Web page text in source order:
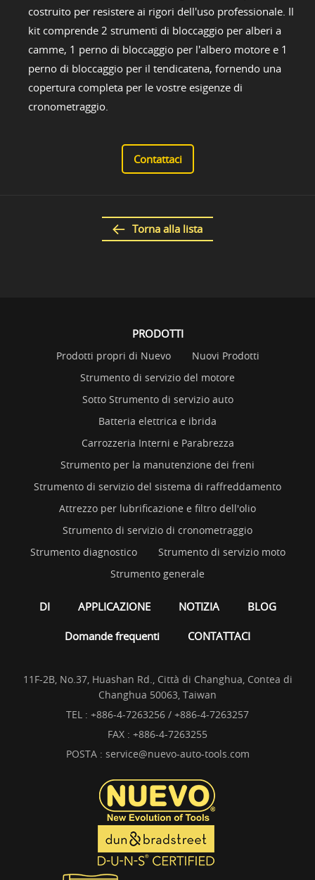
costruito per resistere ai rigori dell'uso professionale. Il
kit comprende 2 strumenti di bloccaggio per alberi a
camme, 1 perno di bloccaggio per l'albero motore e 1
perno di bloccaggio per il tendicatena, fornendo una
copertura completa per le vostre esigenze di
cronometraggio.
Contattaci
Torna alla lista
PRODOTTI
Prodotti propri di Nuevo
Nuovi Prodotti
Strumento di servizio del motore
Sotto Strumento di servizio auto
Batteria elettrica e ibrida
Carrozzeria Interni e Parabrezza
Strumento per la manutenzione dei freni
Strumento di servizio del sistema di raffreddamento
Attrezzo per lubrificazione e filtro dell'olio
Strumento di servizio di cronometraggio
Strumento diagnostico
Strumento di servizio moto
Strumento generale
DI APPLICAZIONE NOTIZIA BLOG
Domande frequenti CONTATTACI
11F-2B, No.37, Huashan Rd., Città di Changhua, Contea di
Changhua 50063, Taiwan
TEL : +886-4-7263256 / +886-4-7263257
FAX : +886-4-7263255
POSTA : service@nuevo-auto-tools.com